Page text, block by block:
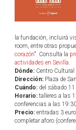
la fundación, incluirá
room, entre otras
corazón". Consulta la
actividades en Sevilla.
Dónde: Centro Cultural
Dirección: Plaza de
Cuándo: del sábado
Horario: talleres a las
conferencias a las
Precio: entradas 3
completar aforo